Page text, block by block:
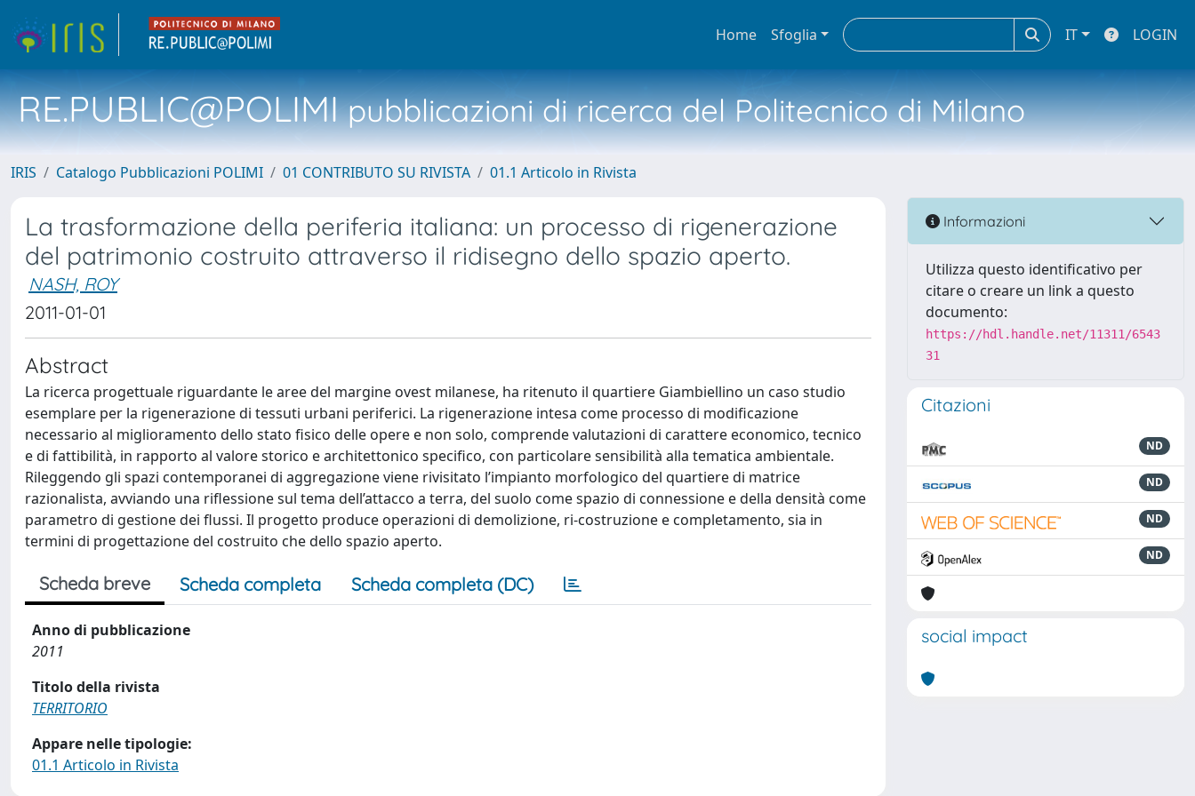
Home Sfoglia IT LOGIN
RE.PUBLIC@POLIMIpubblicazioni di ricerca del Politecnico di Milano
IRIS Catalogo Pubblicazioni POLIMI 01 CONTRIBUTO SU RIVISTA 01.1 Articolo in Rivista
La trasformazione della periferia italiana: un processo di rigenerazione
del patrimonio costruito attraverso il ridisegno dello spazio aperto.
NASH, ROY
2011-01-01
Abstract
La ricerca progettuale riguardante le aree del margine ovest milanese, ha ritenuto il quartiere Giambiellino un caso studio
esemplare per la rigenerazione di tessuti urbani periferici. La rigenerazione intesa come processo di modificazione
necessario al miglioramento dello stato fisico delle opere e non solo, comprende valutazioni di carattere economico, tecnico
e di fattibilità, in rapporto al valore storico e architettonico specifico, con particolare sensibilità alla tematica ambientale.
Rileggendo gli spazi contemporanei di aggregazione viene rivisitato l’impianto morfologico del quartiere di matrice
razionalista, avviando una riflessione sul tema dell’attacco a terra, del suolo come spazio di connessione e della densità come
parametro di gestione dei flussi. Il progetto produce operazioni di demolizione, ri-costruzione e completamento, sia in
termini di progettazione del costruito che dello spazio aperto.
Scheda breve Scheda completa Scheda completa (DC)
Anno di pubblicazione
2011
Titolo della rivista
TERRITORIO
Appare nelle tipologie:
01.1 Articolo in Rivista
Informazioni
Utilizza questo identificativo per
citare o creare un link a questo
documento:
https://hdl.handle.net/11311/6543
31
Citazioni
ND
ND
ND
ND
social impact